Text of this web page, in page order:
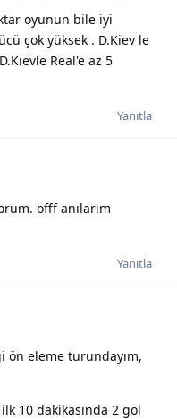
oyunun bile iyi
çok yüksek . D.Kiev le
Real'e az 5
Yanıtla
offf anılarım
Yanıtla
ön eleme turundayım,
10 dakikasında 2 gol